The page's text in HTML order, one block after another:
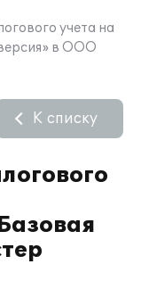
учета на
в ООО
К списку